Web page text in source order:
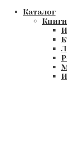
Каталог
Книги